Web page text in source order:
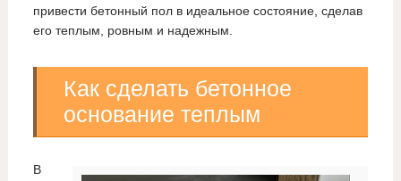
привести бетонный пол в идеальное состояние, сделав
его теплым, ровным и надежным.
Как сделать бетонное
основание теплым
В